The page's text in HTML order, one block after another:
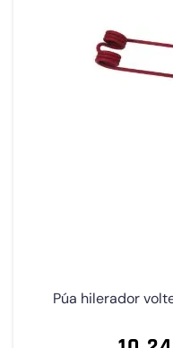
Púa hilerador